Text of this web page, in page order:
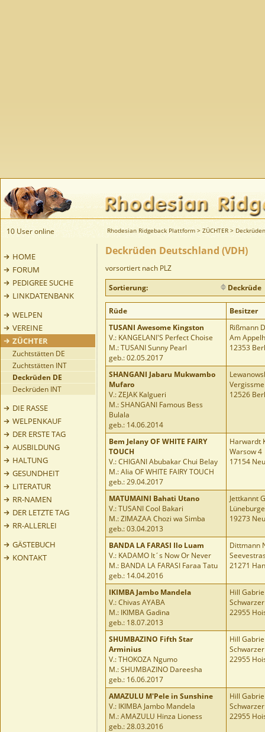
10 User online Rhodesian Ridgeback Plattform > ZÜCHTER >
HOME
FORUM
PEDIGREE SUCHE
LINKDATENBANK
WELPEN
VEREINE
ZÜCHTER
Zuchtstätten DE
Zuchtstätten INT
Deckrüden DE
Deckrüden INT
DIE RASSE
WELPENKAUF
DER ERSTE TAG
AUSBILDUNG
HALTUNG
GESUNDHEIT
LITERATUR
RR-NAMEN
DER LETZTE TAG
RR-ALLERLEI
GÄSTEBUCH
KONTAKT
Deckrüden Deutschland (VDH)
vorsortiert nach PLZ
Sortierung:
Deckrüde
Rüde
Besitzer
TUSANI Awesome Kingston
V.: KANGELANI'S Perfect Choise
M.: TUSANI Sunny Pearl
geb.: 02.05.2017
Rißmann
Am
12353
SHANGANI Jabaru Mukwambo
Mufaro
V.: ZEJAK Kalgueri
M.: SHANGANI Famous Bess
Bulala
geb.: 14.06.2014
12526
Bem Jelany OF WHITE FAIRY
TOUCH
V.: CHIGANI Abubakar Chui Belay
M.: Alia OF WHITE FAIRY TOUCH
geb.: 29.04.2017
Harwardt
Warsow 4
17154
MATUMAINI Bahati Utano
V.: TUSANI Cool Bakari
M.: ZIMAZAA Chozi wa Simba
geb.: 03.04.2013
Jettkannt
19273
BANDA LA FARASI Ilo Luam
V.: KADAMO It´s Now Or Never
M.: BANDA LA FARASI Faraa Tatu
geb.: 14.04.2016
Dittmann
21271
IKIMBA Jambo Mandela
V.: Chivas AYABA
M.: IKIMBA Gadina
geb.: 18.07.2013
Hill
22955
SHUMBAZINO Fifth Star
Arminius
V.: THOKOZA Ngumo
M.: SHUMBAZINO Dareesha
geb.: 16.06.2017
Hill
22955
AMAZULU M'Pele in Sunshine
V.: IKIMBA Jambo Mandela
M.: AMAZULU Hinza Lioness
geb.: 28.03.2016
Hill
22955